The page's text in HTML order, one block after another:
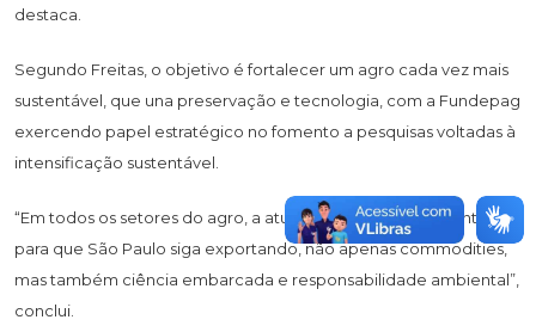
destaca.
Segundo Freitas, o objetivo é fortalecer um agro cada vez mais
sustentável, que una preservação e tecnologia, com a Fundepag
exercendo papel estratégico no fomento a pesquisas voltadas à
intensificação sustentável.
“Em todos os setores do agro, a atuação da Fundepag contribui
para que São Paulo siga exportando, não apenas commodities,
mas também ciência embarcada e responsabilidade ambiental”,
conclui.